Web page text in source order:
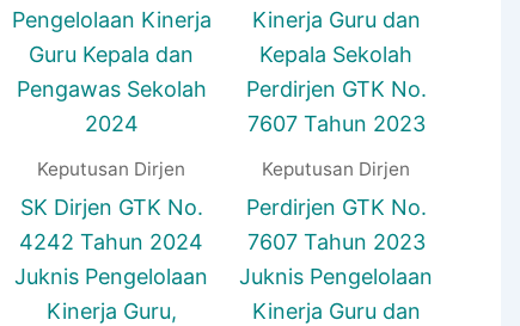
Keputusan Dirjen
SK Dirjen GTK No.
4242 Tahun 2024
Juknis Pengelolaan
Kinerja Guru,
Keputusan Dirjen
Perdirjen GTK No.
7607 Tahun 2023
Juknis Pengelolaan
Kinerja Guru dan